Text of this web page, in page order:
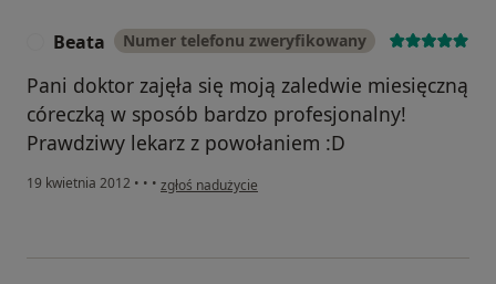
Beata Numer telefonu zweryfikowany
Pani doktor zajęła się moją zaledwie miesięczną
córeczką w sposób bardzo profesjonalny!
Prawdziwy lekarz z powołaniem :D
19 kwietnia 2012 • • • w opinii użytkownika Beata
zgłoś nadużycie